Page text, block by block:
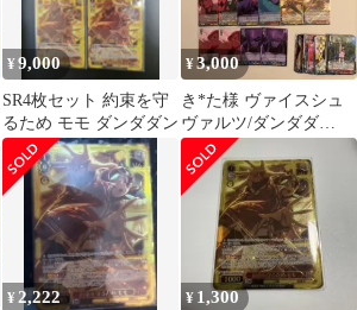
¥9,000
SR4枚セット 約束を守
るため モモ ダンダダン
¥3,000
き*た様 ヴァイスシュ
ヴァルツ/ダンダダ
ン/SR☆☆・SR☆・
RR・R/まとめ
¥2,222 ¥ 1,300